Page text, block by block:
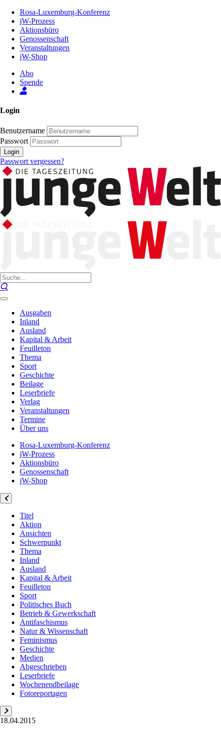
Inhalt
Seite
Rosa-Luxemburg-Konferenz
jW-Prozess
Aktionsbüro
Genossenschaft
Veranstaltungen
jW-Shop
Abo
Spende
Login
Benutzername
Passwort
Login
Passwort vergessen?
Ausgaben
Inland
Ausland
Kapital & Arbeit
Feuilleton
Thema
Sport
Geschichte
Beilage
Leserbriefe
Verlag
Veranstaltungen
Termine
Über uns
Rosa-Luxemburg-Konferenz
jW-Prozess
Aktionsbüro
Genossenschaft
jW-Shop
Titel
Aktion
Ansichten
Schwerpunkt
Thema
Inland
Ausland
Kapital & Arbeit
Feuilleton
Sport
Politisches Buch
Betrieb & Gewerkschaft
Antifaschismus
Natur & Wissenschaft
Feminismus
Geschichte
Medien
Abgeschrieben
Leserbriefe
Wochenendbeilage
Fotoreportagen
18.04.2015